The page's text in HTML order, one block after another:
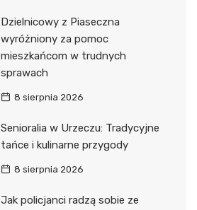
Dzielnicowy z Piaseczna
wyróżniony za pomoc
mieszkańcom w trudnych
sprawach
8 sierpnia 2026
Senioralia w Urzeczu: Tradycyjne
tańce i kulinarne przygody
8 sierpnia 2026
Jak policjanci radzą sobie ze